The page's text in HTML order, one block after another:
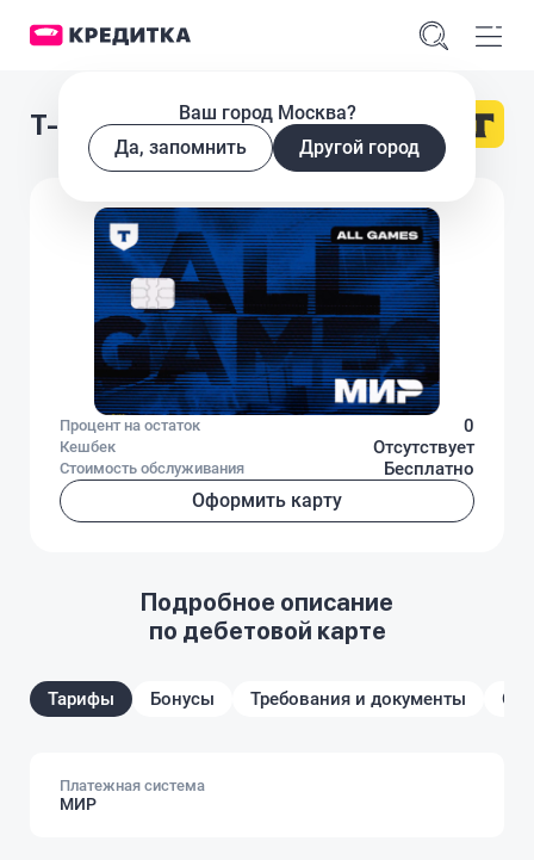
Ваш город Москва?
Да, запомнить
Другой город
Т-Банк All Games
Процент на остаток 0
Кешбек Отсутствует
Стоимость обслуживания Бесплатно
Оформить карту
Подробное описание
по дебетовой карте
Тарифы Бонусы Требования и документы
Платежная система
МИР